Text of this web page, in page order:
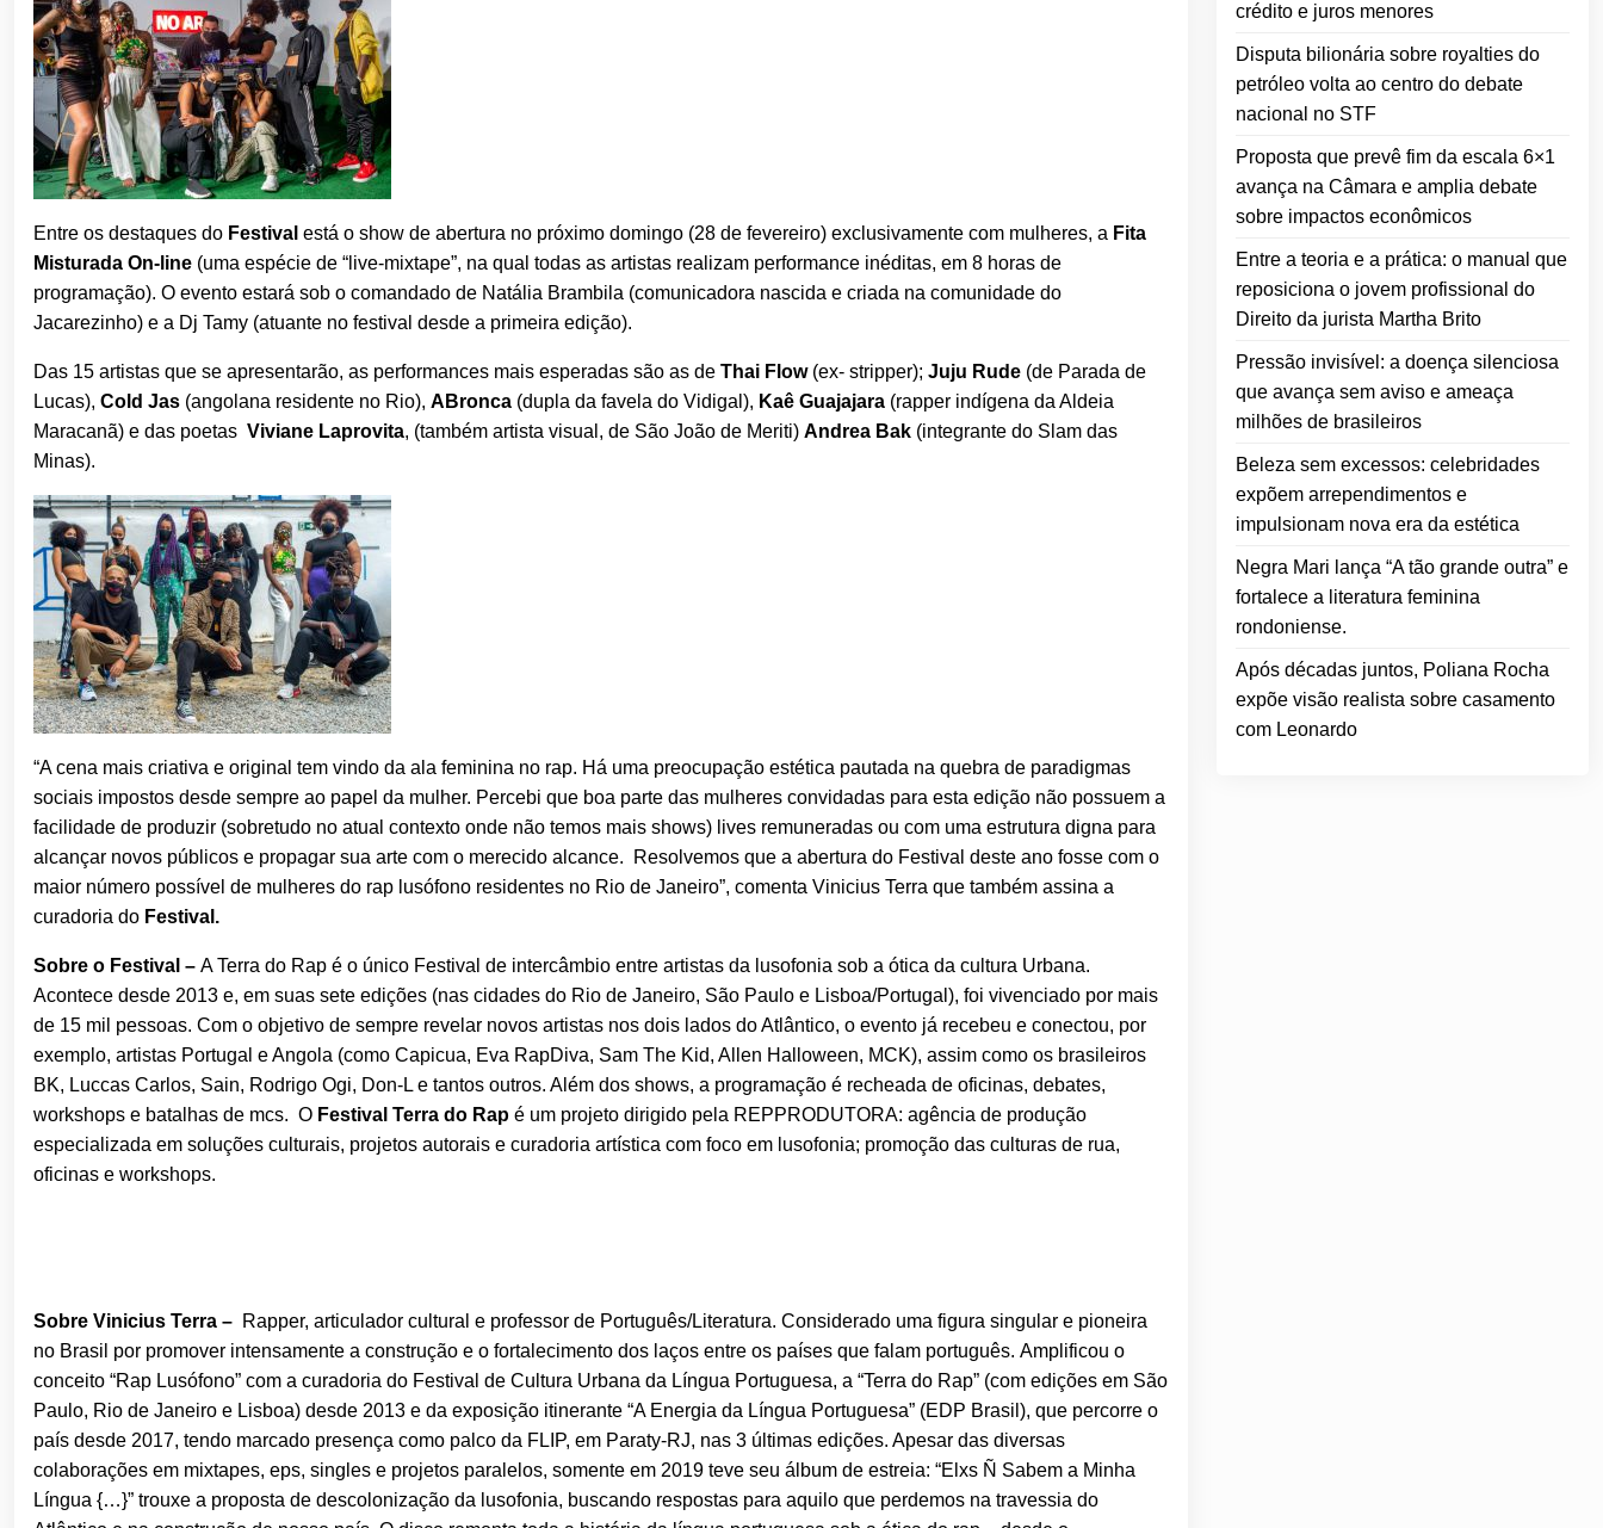
Entre os destaques do Festival está o show de abertura no próximo domingo (28 de fevereiro) exclusivamente com mulheres, a Fita
Misturada On-line (uma espécie de “live-mixtape”, na qual todas as artistas realizam performance inéditas, em 8 horas de
programação). O evento estará sob o comandado de Natália Brambila (comunicadora nascida e criada na comunidade do
Jacarezinho) e a Dj Tamy (atuante no festival desde a primeira edição).
Das 15 artistas que se apresentarão, as performances mais esperadas são as de Thai Flow(ex- stripper); Juju Rude (de Parada de
Lucas), Cold Jas (angolana residente no Rio), ABronca (dupla da favela do Vidigal), Kaê Guajajara (rapper indígena da Aldeia
Maracanã) e das poetas Viviane Laprovita, (também artista visual, de São João de Meriti) Andrea Bak (integrante do Slam das
Minas).
“A cena mais criativa e original tem vindo da ala feminina no rap. Há uma preocupação estética pautada na quebra de paradigmas
sociais impostos desde sempre ao papel da mulher. Percebi que boa parte das mulheres convidadas para esta edição não possuem a
facilidade de produzir (sobretudo no atual contexto onde não temos mais shows) lives remuneradas ou com uma estrutura digna para
alcançar novos públicos e propagar sua arte com o merecido alcance. Resolvemos que a abertura do Festival deste ano fosse com o
maior número possível de mulheres do rap lusófono residentes no Rio de Janeiro”, comenta Vinicius Terra que também assina a
curadoria do Festival.
Sobre o Festival – A Terra do Rap é o único Festival de intercâmbio entre artistas da lusofonia sob a ótica da cultura Urbana.
Acontece desde 2013 e, em suas sete edições (nas cidades do Rio de Janeiro, São Paulo e Lisboa/Portugal), foi vivenciado por mais
de 15 mil pessoas. Com o objetivo de sempre revelar novos artistas nos dois lados do Atlântico, o evento já recebeu e conectou, por
exemplo, artistas Portugal e Angola (como Capicua, Eva RapDiva, Sam The Kid, Allen Halloween, MCK), assim como os brasileiros
BK, Luccas Carlos, Sain, Rodrigo Ogi, Don-L e tantos outros. Além dos shows, a programação é recheada de oficinas, debates,
workshops e batalhas de mcs. O Festival Terra do Rap é um projeto dirigido pela REPPRODUTORA: agência de produção
especializada em soluções culturais, projetos autorais e curadoria artística com foco em lusofonia; promoção das culturas de rua,
oficinas e workshops.
Sobre Vinicius Terra – Rapper, articulador cultural e professor de Português/Literatura. Considerado uma figura singular e pioneira
no Brasil por promover intensamente a construção e o fortalecimento dos laços entre os países que falam português. Amplificou o
conceito “Rap Lusófono” com a curadoria do Festival de Cultura Urbana da Língua Portuguesa, a “Terra do Rap” (com edições em São
Paulo, Rio de Janeiro e Lisboa) desde 2013 e da exposição itinerante “A Energia da Língua Portuguesa” (EDP Brasil), que percorre o
país desde 2017, tendo marcado presença como palco da FLIP, em Paraty-RJ, nas 3 últimas edições. Apesar das diversas
colaborações em mixtapes, eps, singles e projetos paralelos, somente em 2019 teve seu álbum de estreia: “Elxs Ñ Sabem a Minha
Língua {…}” trouxe a proposta de descolonização da lusofonia, buscando respostas para aquilo que perdemos na travessia do
crédito e juros menores
Disputa bilionária sobre royalties do
petróleo volta ao centro do debate
nacional no STF
Proposta que prevê fim da escala 6×1
avança na Câmara e amplia debate
sobre impactos econômicos
Entre a teoria e a prática: o manual que
reposiciona o jovem profissional do
Direito da jurista Martha Brito
Pressão invisível: a doença silenciosa
que avança sem aviso e ameaça
milhões de brasileiros
Beleza sem excessos: celebridades
expõem arrependimentos e
impulsionam nova era da estética
Negra Mari lança “A tão grande outra” e
fortalece a literatura feminina
rondoniense.
Após décadas juntos, Poliana Rocha
expõe visão realista sobre casamento
com Leonardo